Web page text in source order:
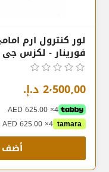
لور كنترول ارم
فورينار - لكزس
2٬500٫00 د.إ.‏
4× AED 625.00
tamara
4× AED 625.00
أضف